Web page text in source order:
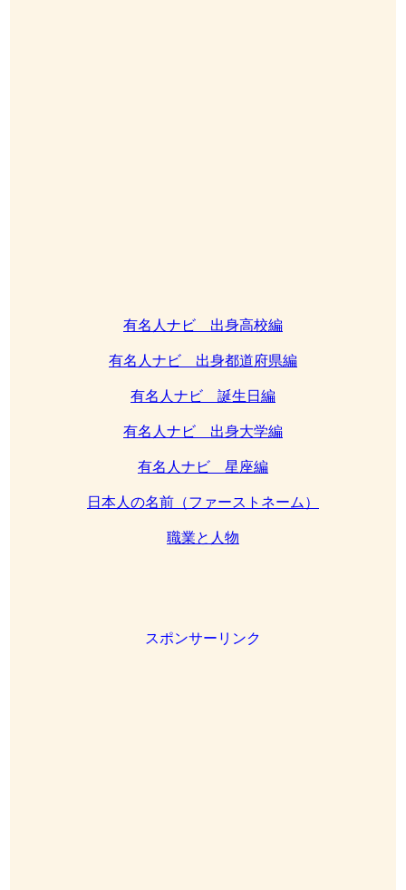
有名人ナビ 出身高校編
有名人ナビ 出身都道府県編
有名人ナビ 誕生日編
有名人ナビ 出身大学編
有名人ナビ 星座編
日本人の名前（ファーストネーム）
職業と人物
スポンサーリンク